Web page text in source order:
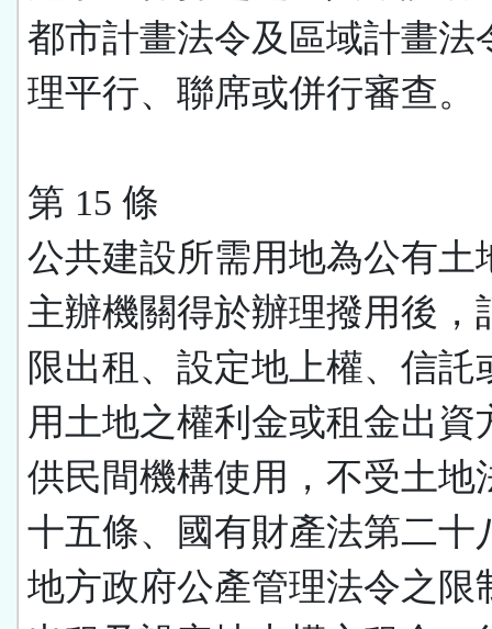
都市計畫法令及區域計畫法
理平行、聯席或併行審查。
第 15 條
公共建設所需用地為公有土
主辦機關得於辦理撥用後，
限出租、設定地上權、信託
用土地之權利金或租金出資
供民間機構使用，不受土地
十五條、國有財產法第二十
地方政府公產管理法令之限